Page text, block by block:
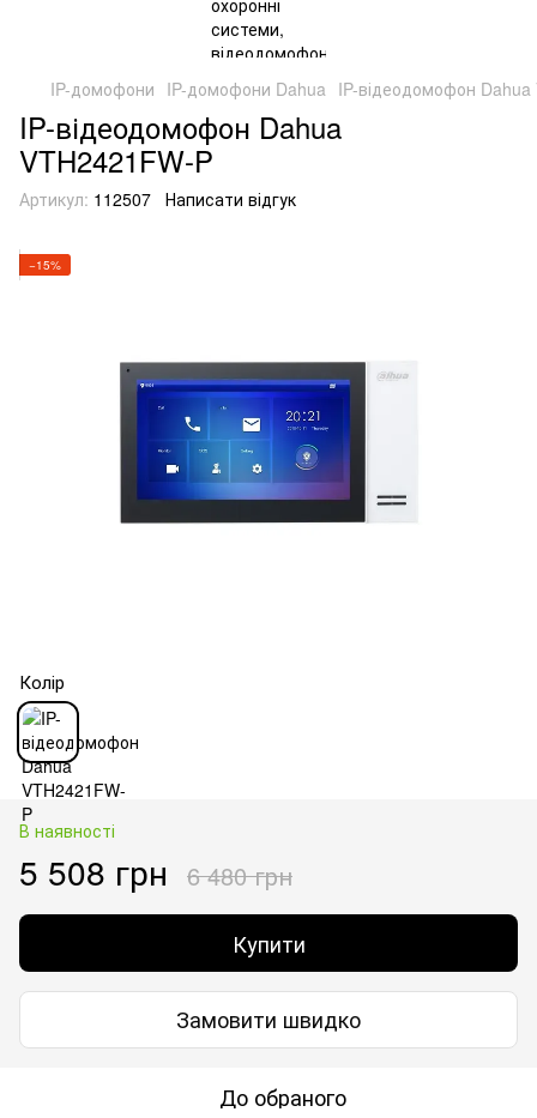
IP-домофони IP-домофони Dahua IP-відеодомофон Dahua
IP-відеодомофон Dahua
VTH2421FW-P
Артикул: 112507 Написати відгук
−15%
Колір
В наявності
5 508 грн 6 480 грн
Купити
Замовити швидко
До обраного